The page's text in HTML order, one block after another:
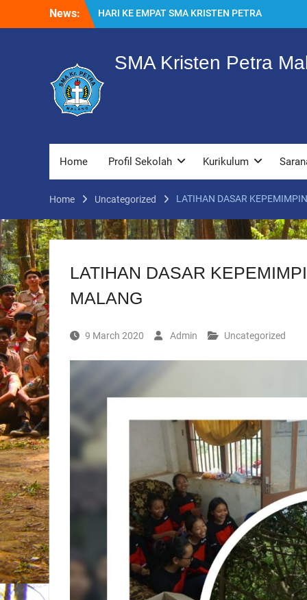
News:
MALANG
LINGKUNGAN SEKOLAH DI SMA KRISTEN
PETRA MALANG
PEMBUKAAN TAHUN AJARAN BARU YBPK
SMA Kristen Petra
Home Profil Sekolah Kurikulum
Home Uncategorized LATIHAN DASAR
LATIHAN DASAR
MALANG
9 March 2020 Admin Uncategorized